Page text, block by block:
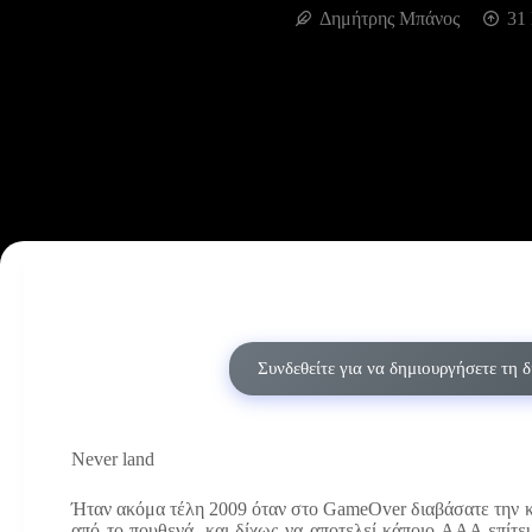
Δημήτρης Μπάνος 31
Συνδεθείτε για να δημιουργήσετε τη
Never land
Ήταν ακόμα τέλη 2009 όταν στο GameOver διαβάσατε την